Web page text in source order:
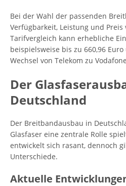
Bei der Wahl der passenden
Verfügbarkeit, Leistung und
Tarifvergleich kann erhebliche
beispielsweise bis zu 660,96
Wechsel von Telekom zu
Der
Deutschland
Der Breitbandausbau in
Glasfaser eine zentrale Rolle
entwickelt sich rasant, dennoch
Unterschiede.
Aktuelle